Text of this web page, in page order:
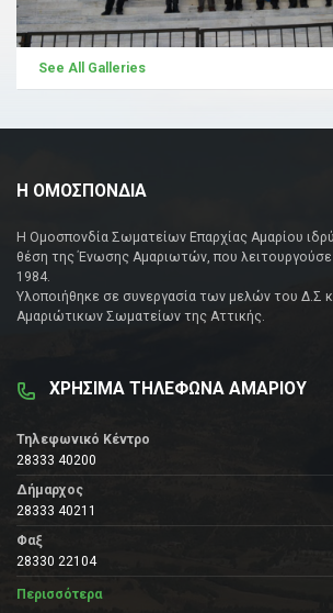
See All Galleries
Η ΟΜΟΣΠΟΝΔΙΑ
Η Ομοσπονδία Σωματείων Επαρχίας Αμαρίου
θέση της Ένωσης Αμαριωτών, που λειτουργούσε
1984.
Υλοποιήθηκε σε συνεργασία των μελών του Δ.Σ
Αμαριώτικων Σωματείων της Αττικής.
ΧΡΗΣΙΜΑ ΤΗΛΕΦΩΝΑ ΑΜΑΡΙΟΥ
Τηλεφωνικό Κέντρο
28333 40200
Δήμαρχος
28333 40211
Φαξ
28330 22104
Περισσότερα